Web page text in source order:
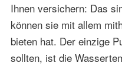
Ihnen versichern: Das
können sie mit allem
bieten hat. Der einzige
sollten, ist die